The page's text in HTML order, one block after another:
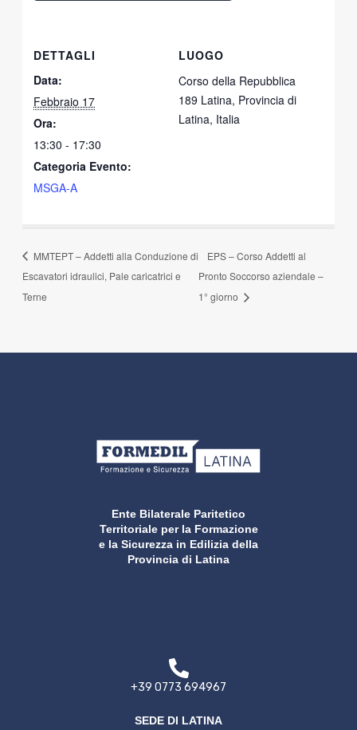
DETTAGLI
Data:
Febbraio 17
Ora:
13:30 - 17:30
Categoria Evento:
MSGA-A
LUOGO
Corso della Repubblica
189 Latina, Provincia di
Latina, Italia
MMTEPT – Addetti alla Conduzione di
Escavatori idraulici, Pale caricatrici e
Terne
EPS – Corso Addetti al
Pronto Soccorso aziendale –
1° giorno
Ente Bilaterale Paritetico
Territoriale per la Formazione
e la Sicurezza in Edilizia della
Provincia di Latina
+39 0773 694967
SEDE DI LATINA